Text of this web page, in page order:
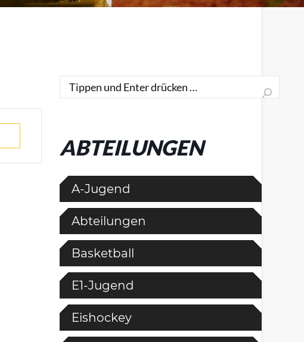
Search:
ABTEILUNGEN
A-Jugend
Abteilungen
Basketball
E1-Jugend
Eishockey